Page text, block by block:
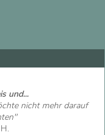
und...
nicht mehr darauf